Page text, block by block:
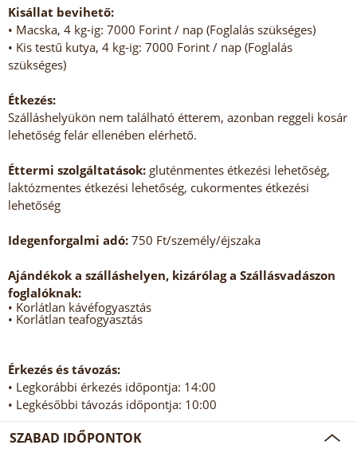
Kisállat bevihető:
• Macska, 4 kg-ig: 7000 Forint / nap (Foglalás szükséges)
• Kis testű kutya, 4 kg-ig: 7000 Forint / nap (Foglalás
szükséges)
Étkezés:
Szálláshelyükön nem található étterem, azonban reggeli kosár
lehetőség felár ellenében elérhető.
Éttermi szolgáltatások: gluténmentes étkezési lehetőség,
laktózmentes étkezési lehetőség, cukormentes étkezési
lehetőség
Idegenforgalmi adó: 750 Ft/személy/éjszaka
Ajándékok a szálláshelyen, kizárólag a Szállásvadászon
foglalóknak:
• Korlátlan kávéfogyasztás
• Korlátlan teafogyasztás
Érkezés és távozás:
• Legkorábbi érkezés időpontja: 14:00
• Legkésőbbi távozás időpontja: 10:00
SZABAD IDŐPONTOK